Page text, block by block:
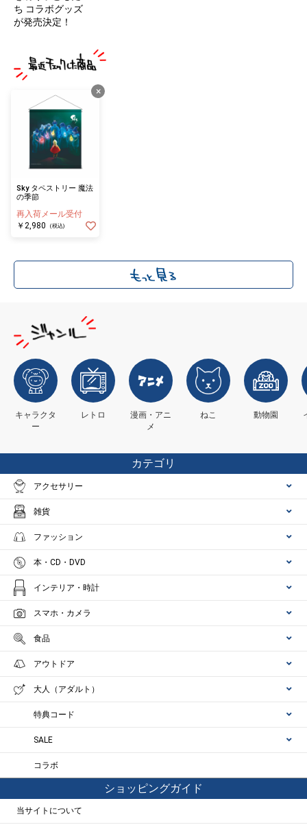
ち コラボグッズ
が発売決定！
×
Sky タペストリー 魔法
の季節
再入荷メール受付
￥2,980
(税込)
キャラクタ
ー
レトロ
漫画・アニ
メ
ねこ 動物園
カテゴリ
アクセサリー
雑貨
ファッション
本・CD・DVD
インテリア・時計
スマホ・カメラ
食品
アウトドア
大人（アダルト）
特典コード
SALE
コラボ
ショッピングガイド
当サイトについて